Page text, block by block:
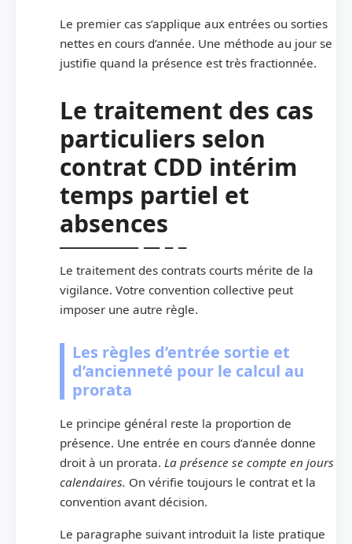
Le premier cas s’applique aux entrées ou sorties
nettes en cours d’année. Une méthode au jour se
justifie quand la présence est très fractionnée.
Le traitement des cas
particuliers selon
contrat CDD intérim
temps partiel et
absences
Le traitement des contrats courts mérite de la
vigilance. Votre convention collective peut
imposer une autre règle.
Les règles d’entrée sortie et
d’ancienneté pour le calcul au
prorata
Le principe général reste la proportion de
présence. Une entrée en cours d’année donne
droit à un prorata. La présence se compte en jours
calendaires. On vérifie toujours le contrat et la
convention avant décision.
Le paragraphe suivant introduit la liste pratique